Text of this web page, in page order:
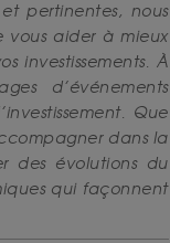
pertinentes, nous
aider à mieux
investissements. À
d’événements
Que
dans la
des évolutions du
qui façonnent